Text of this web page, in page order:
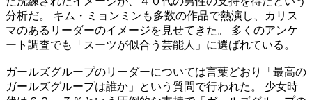
分析だ。 キム・ミョンミンも多数の作品で熱演し、カリス
マのあるリーダーのイメージを見せてきた。 多くのアンケ
ート調査でも「スーツが似合う芸能人」に選ばれている。
ガールズグループのリーダーについては言葉どおり「最高の
ガールズグループは誰か」という質問で行われた。 少女時